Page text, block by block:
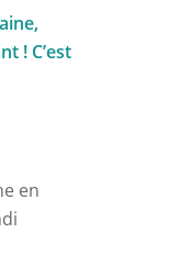
! C’est
en